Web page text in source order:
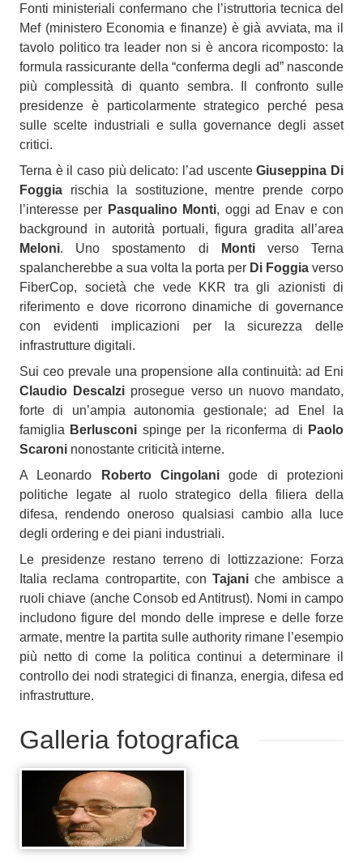
Fonti ministeriali confermano che l’istruttoria tecnica del
Mef (ministero Economia e finanze) è già avviata, ma il
tavolo politico tra leader non si è ancora ricomposto: la
formula rassicurante della “conferma degli ad” nasconde
più complessità di quanto sembra. Il confronto sulle
presidenze è particolarmente strategico perché pesa
sulle scelte industriali e sulla governance degli asset
critici.
Terna è il caso più delicato: l’ad uscenteGiuseppina Di
Foggia rischia la sostituzione, mentre prende corpo
l’interesse per Pasqualino Monti, oggi ad Enav e con
background in autorità portuali, figura gradita all’area
Meloni. Uno spostamento di Monti verso Terna
spalancherebbe a sua volta la porta per Di Foggia verso
FiberCop, società che vede KKR tra gli azionisti di
riferimento e dove ricorrono dinamiche di governance
con evidenti implicazioni per la sicurezza delle
infrastrutture digitali.
Sui ceo prevale una propensione alla continuità: ad Eni
Claudio Descalzi prosegue verso un nuovo mandato,
forte di un’ampia autonomia gestionale; ad Enel la
famiglia Berlusconi spinge per la riconferma di Paolo
Scaroni nonostante criticità interne.
A Leonardo
Roberto Cingolani gode di protezioni
politiche legate al ruolo strategico della filiera della
difesa, rendendo oneroso qualsiasi cambio alla luce
degli ordering e dei piani industriali.
Le presidenze restano terreno di lottizzazione: Forza
Italia reclama contropartite, con Tajaniche ambisce a
ruoli chiave (anche Consob ed Antitrust). Nomi in campo
includono figure del mondo delle imprese e delle forze
armate, mentre la partita sulle authority rimane l’esempio
più netto di come la politica continui a determinare il
controllo dei nodi strategici di finanza, energia, difesa ed
infrastrutture.
Galleria fotografica